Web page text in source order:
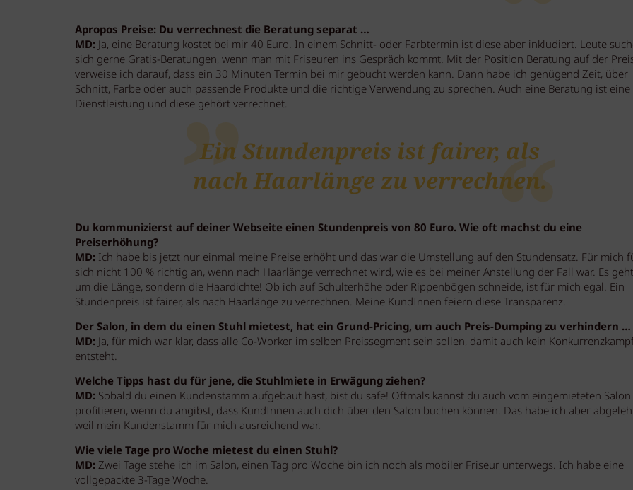
Apropos Preise: Du verrechnest die Beratung separat …
MD: Ja, eine Beratung kostet bei mir 40 Euro. In einem Schnitt- oder Farbtermin ist diese aber inkludiert. Leute
sich gerne Gratis-Beratungen, wenn man mit Friseuren ins Gespräch kommt. Mit der Position Beratung auf der
verweise ich darauf, dass ein 30 Minuten Termin bei mir gebucht werden kann. Dann habe ich genügend Zeit, über
Schnitt, Farbe oder auch passende Produkte und die richtige Verwendung zu sprechen. Auch eine Beratung ist eine
Dienstleistung und diese gehört verrechnet.
Ein Stundenpreis ist fairer, als
nach Haarlänge zu verrechnen.
Du kommunizierst auf deiner Webseite einen Stundenpreis von 80 Euro. Wie oft machst du eine
Preiserhöhung?
MD: Ich habe bis jetzt nur einmal meine Preise erhöht und das war die Umstellung auf den Stundensatz. Für mich
sich nicht 100 % richtig an, wenn nach Haarlänge verrechnet wird, wie es bei meiner Anstellung der Fall war. Es
um die Länge, sondern die Haardichte! Ob ich auf Schulterhöhe oder Rippenbögen schneide, ist für mich egal. Ein
Stundenpreis ist fairer, als nach Haarlänge zu verrechnen. Meine KundInnen feiern diese Transparenz.
Der Salon, in dem du einen Stuhl mietest, hat ein Grund-Pricing, um auch Preis-Dumping zu verhindern …
MD: Ja, für mich war klar, dass alle Co-Worker im selben Preissegment sein sollen, damit auch kein
entsteht.
Welche Tipps hast du für jene, die Stuhlmiete in Erwägung ziehen?
MD: Sobald du einen Kundenstamm aufgebaut hast, bist du safe! Oftmals kannst du auch vom eingemieteten Salon
profitieren, wenn du angibst, dass KundInnen auch dich über den Salon buchen können. Das habe ich aber
weil mein Kundenstamm für mich ausreichend war.
Wie viele Tage pro Woche mietest du einen Stuhl?
MD: Zwei Tage stehe ich im Salon, einen Tag pro Woche bin ich noch als mobiler Friseur unterwegs. Ich habe eine
vollgepackte 3-Tage Woche.